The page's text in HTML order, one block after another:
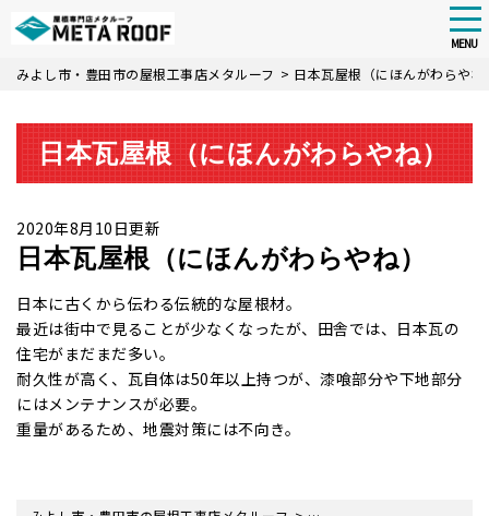
Skip
content
MENU
みよし市・豊田市の屋根工事店メタルーフ > 日本瓦屋根（にほんがわらやね
日本瓦屋根（にほんがわらやね）
2020年8月10日更新
日本瓦屋根（にほんがわらやね）
日本に古くから伝わる伝統的な屋根材。
最近は街中で見ることが少なくなったが、田舎では、日本瓦の
住宅がまだまだ多い。
耐久性が高く、瓦自体は50年以上持つが、漆喰部分や下地部分
にはメンテナンスが必要。
重量があるため、地震対策には不向き。